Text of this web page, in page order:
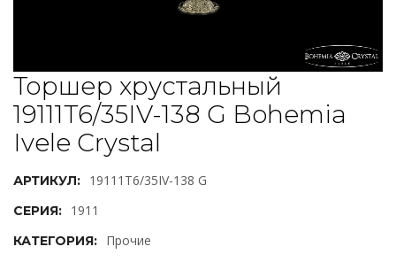
Торшер хрустальный
19111T6/35IV-138 G Bohemia
Ivele Crystal
АРТИКУЛ: 19111T6/35IV-138 G
СЕРИЯ: 1911
КАТЕГОРИЯ: Прочие